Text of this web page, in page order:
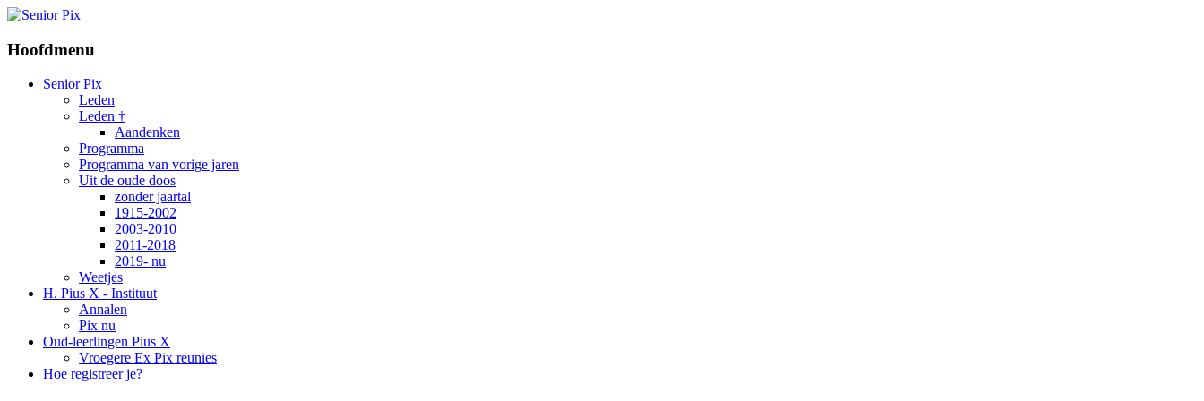
Hoofdmenu
Senior Pix
Leden
Leden †
Aandenken
Programma
Programma van vorige jaren
Uit de oude doos
zonder jaartal
1915-2002
2003-2010
2011-2018
2019- nu
Weetjes
H. Pius X - Instituut
Annalen
Pix nu
Oud-leerlingen Pius X
Vroegere Ex Pix reunies
Hoe registreer je?